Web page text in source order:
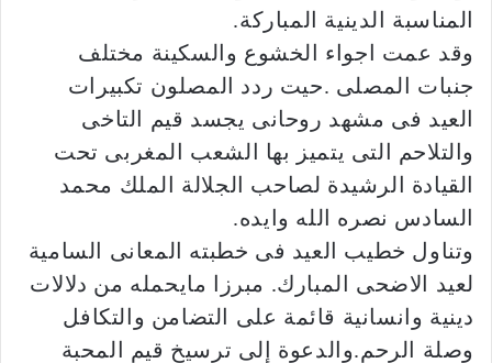
المناسبة الدينية المباركة.
وقد عمت اجواء الخشوع والسكينة مختلف
جنبات المصلى .حيت ردد المصلون تكبيرات
العيد فى مشهد روحانى يجسد قيم التاخى
والتلاحم التى يتميز بها الشعب المغربى تحت
القيادة الرشيدة لصاحب الجلالة الملك محمد
السادس نصره الله وايده.
وتناول خطيب العيد فى خطبته المعانى السامية
لعيد الاضحى المبارك. مبرزا مايحمله من دلالات
دينية وانسانية قائمة على التضامن والتكافل
وصلة الرحم.والدعوة إلى ترسيخ قيم المحبة